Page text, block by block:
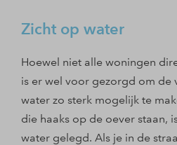
Zicht op water
Hoewel niet alle woningen
is er wel voor gezorgd om de
water zo sterk mogelijk te
die haaks op de oever staan,
water gelegd. Als je in de